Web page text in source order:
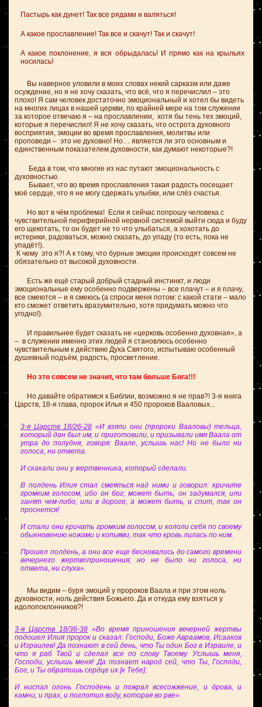
Пастырь как дунет! Так все рядами и валяться!
А какое прославление! Так все и скачут! Так и скачут!
А какое поклонение, я вся обрыдалась! И прямо как на крыльях
носилась!
Вы наверное уловили в моих словах некий сарказм или даже
осуждение, но я не хочу сказать, что всё, что я перечислил – это
плохо! Я сам человек достаточно эмоциональный и хотел бы видеть
на многих лицах в нашей церкви, по крайней мере на том служении
за которое отвечаю я – на прославлении, хотя бы тень тех эмоций,
которые я перечислил! Я не хочу сказать, что острота духовного
восприятия, эмоции во время прославления, молитвы или
проповеди – это не духовно! Но… является ли это основным и
единственным показателем духовности, как думают некоторые?!
Беда в том, что многие из нас путают эмоциональность с
духовностью.
Бывает, что во время прославления такая радость посещает
моё сердце, что я не могу сдержать улыбки, или слёз счастья.
Но вот в чём проблема! Если я сейчас попрошу человека с
чувствительной периферийной нервной системой выйти сюда и буду
его щекотать, то он будет не то что улыбаться, а хохотать до
истерики, радоваться, можно сказать, до упаду (то есть, пока не
упадёт!).
К чему это я?! А к тому, что бурные эмоции происходят совсем не
обязательно от высокой духовности.
Есть же ещё старый добрый стадный инстинкт, и люди
эмоциональные ему особенно подвержены – все плачут – и я плачу,
все смеются – и я смеюсь (а спроси меня потом: с какой стати – мало
кто сможет ответить вразумительно, хотя придумать можно что
угодно!).
И правильнее будет сказать не «церковь особенно духовная», а
– в служении именно этих людей я становлюсь особенно
чувствительным к действию Духа Святого, испытываю особенный
душевный подъём, радость, просветление.
Но это совсем не значит, что там больше Бога!!!
Но давайте обратимся к Библии, возможно я не прав?! 3-я книга
Царств, 18-я глава, пророк Илья и 450 пророков Вааловых...
3-я Царств 18/26-28 «И взяли они (пророки Вааловы) тельца,
который дан был им, и приготовили, и призывали имя Ваала от
утра до полудня, говоря: Ваале, услышь нас! Но не было ни
голоса, ни ответа.
И скакали они у жертвенника, который сделали.
В полдень Илия стал смеяться над ними и говорил: кричите
громким голосом, ибо он бог; может быть, он задумался, или
занят чем-либо, или в дороге, а может быть, и спит, так он
проснется!
И стали они кричать громким голосом, и кололи себя по своему
обыкновению ножами и копьями, так что кровь лилась по ним.
Прошел полдень, а они все еще бесновались до самого времени
вечернего жертвоприношения; но не было ни голоса, ни
ответа, ни слуха».
Мы видим – буря эмоций у пророков Ваала и при этом ноль
духовности, ноль действия Божьего. Да и откуда ему взяться у
идолопоклонников?!
3-я Царств 18/36-38 «Во время приношения вечерней жертвы
подошел Илия пророк и сказал: Господи, Боже Авраамов, Исааков
и Израилев! Да познают в сей день, что Ты один Бог в Израиле, и
что я раб Твой и сделал все по слову Твоему. Услышь меня,
Господи, услышь меня! Да познает народ сей, что Ты, Господи,
Бог, и Ты обратишь сердце их [к Тебе].
И ниспал огонь Господень и пожрал всесожжение, и дрова, и
камни, и прах, и поглотил воду, которая во рве».